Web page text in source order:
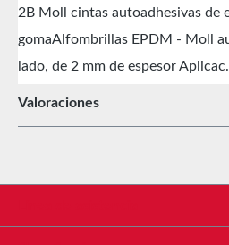
2B Moll cintas autoadhesivas de
gomaAlfombrillas EPDM - Moll
lado, de 2 mm de espesor
Valoraciones